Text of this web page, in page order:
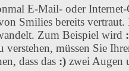
E-Mail- oder
Smilies bereits
Zum Beispiel wird
verstehen, müssen Sie
dass das :) zwei Augen